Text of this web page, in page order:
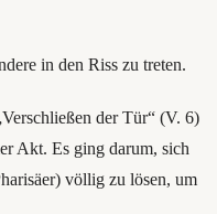
in den Riss zu treten.
der Tür“ (V. 6)
Akt. Es ging darum, sich
völlig zu lösen, um